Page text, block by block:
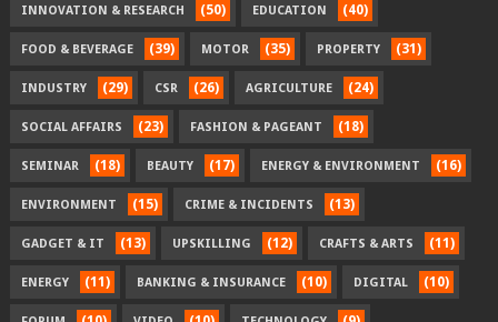
INNOVATION & RESEARCH (50) EDUCATION (40)
FOOD & BEVERAGE (39) MOTOR (35) PROPERTY (31)
INDUSTRY (29) CSR (26) AGRICULTURE (24)
SOCIAL AFFAIRS (23) FASHION & PAGEANT (18)
SEMINAR (18) BEAUTY (17) ENERGY & ENVIRONMENT (16)
ENVIRONMENT (15) CRIME & INCIDENTS (13)
GADGET & IT (13) UPSKILLING (12) CRAFTS & ARTS (11)
ENERGY (11) BANKING & INSURANCE (10) DIGITAL (10)